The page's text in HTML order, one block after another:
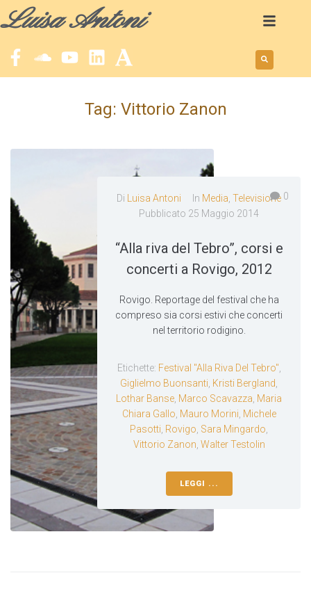
Luisa Antoni
Tag: Vittorio Zanon
0
Di Luisa Antoni In Media ,Televisione
Pubblicato 25 Maggio 2014
“Alla riva del Tebro”, corsi e
concerti a Rovigo, 2012
Rovigo. Reportage del festival che ha
compreso sia corsi estivi che concerti
nel territorio rodigino.
Etichette: Festival "Alla Riva Del Tebro"
Giglielmo Buonsanti Kristi Bergland
Lothar Banse Marco Scavazza Maria
Chiara Gallo Mauro Morini Michele
Pasotti Rovigo Sara Mingardo
Vittorio Zanon Walter Testolin
LEGGI ...